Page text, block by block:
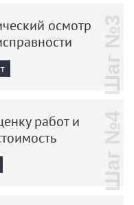
осмотр
Шаг №3
работ и
Шаг №4